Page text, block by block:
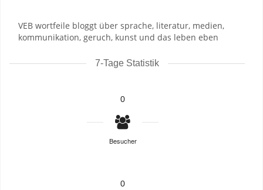
VEB wortfeile bloggt über sprache, literatur, medien,
kommunikation, geruch, kunst und das leben eben
7-Tage Statistik
0
Besucher
0